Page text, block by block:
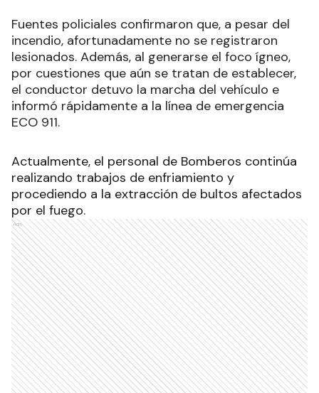
Fuentes policiales confirmaron que, a pesar del
incendio, afortunadamente no se registraron
lesionados. Además, al generarse el foco ígneo,
por cuestiones que aún se tratan de establecer,
el conductor detuvo la marcha del vehículo e
informó rápidamente a la línea de emergencia
ECO 911.
Actualmente, el personal de Bomberos continúa
realizando trabajos de enfriamiento y
procediendo a la extracción de bultos afectados
por el fuego.
Ads